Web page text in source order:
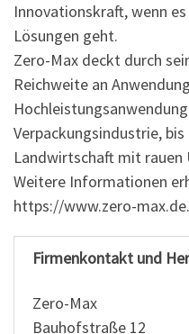
Innovationskraft, wenn
Lösungen geht.
Zero-Max deckt durch
Reichweite an
Verpackungsindustrie,
Landwirtschaft mit
Weitere Informationen
https://www.zero-max.de.
Firmenkontakt und
Zero-Max
Bauhofstraße 12